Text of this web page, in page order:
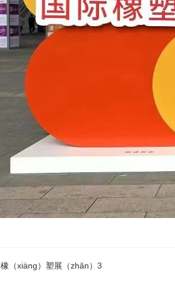
橡（xiàng）塑展（zhǎn）3